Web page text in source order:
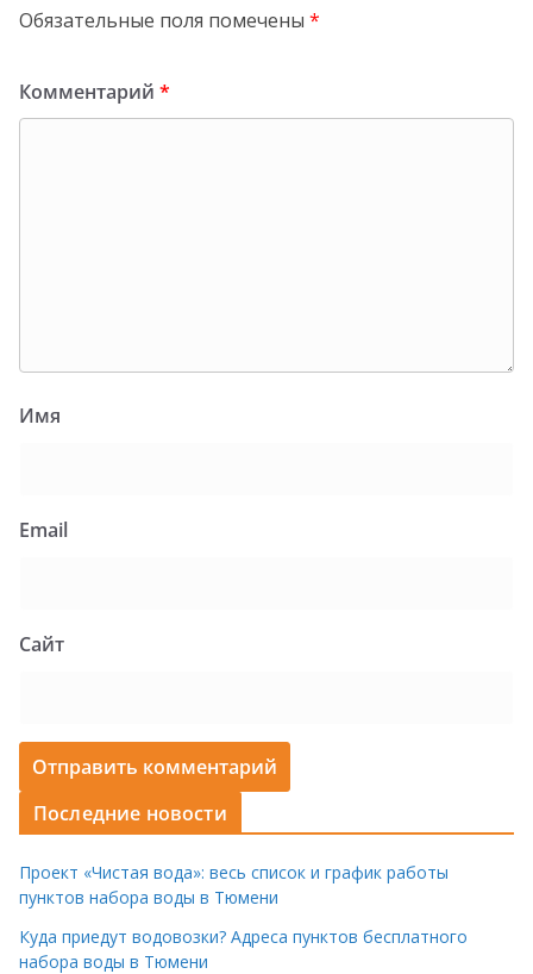
Обязательные поля помечены *
Комментарий *
Имя
Email
Сайт
Последние новости
Проект «Чистая вода»: весь список и график работы
пунктов набора воды в Тюмени
Куда приедут водовозки? Адреса пунктов бесплатного
набора воды в Тюмени